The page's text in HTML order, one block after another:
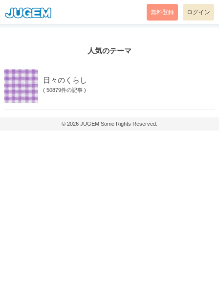
無料登録 ログイン
人気のテーマ
日々のくらし
( 50879件の記事 )
© 2026 JUGEM Some Rights Reserved.